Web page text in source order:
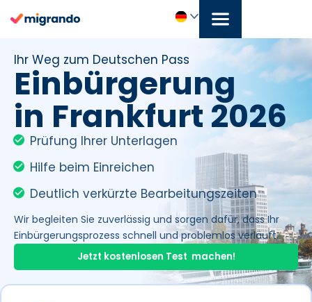
Inhalt
Deutsch
Ihr Weg zum Deutschen Pass
Einbürgerung
in Frankfurt 2026
Prüfung Ihrer Unterlagen
Hilfe beim Einreichen
Deutlich verkürzte Bearbeitungszeiten
Wir begleiten Sie zuverlässig und sorgen dafür, dass Ihr
Einbürgerungsprozess schnell und problemlos verläuft.
Jetzt kostenlosen Test machen!